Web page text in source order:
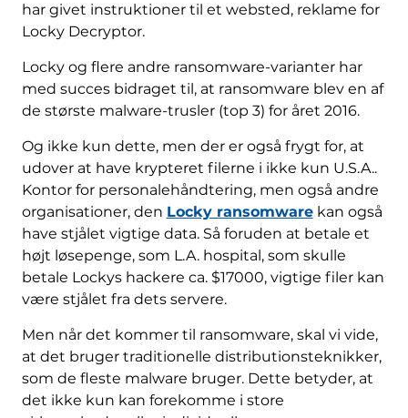
har givet instruktioner til et websted, reklame for
Locky Decryptor.
Locky og flere andre ransomware-varianter har
med succes bidraget til, at ransomware blev en af
​​de største malware-trusler (top 3) for året 2016.
Og ikke kun dette, men der er også frygt for, at
udover at have krypteret filerne i ikke kun U.S.A..
Kontor for personalehåndtering, men også andre
organisationer, den Locky ransomwarekan også
have stjålet vigtige data. Så foruden at betale et
højt løsepenge, som L.A. hospital, som skulle
betale Lockys hackere ca. $17000, vigtige filer kan
være stjålet fra dets servere.
Men når det kommer til ransomware, skal vi vide,
at det bruger traditionelle distributionsteknikker,
som de fleste malware bruger. Dette betyder, at
det ikke kun kan forekomme i store